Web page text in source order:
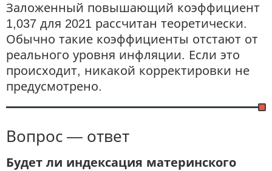
Заложенный повышающий коэффициент
1,037 для 2021 рассчитан теоретически.
Обычно такие коэффициенты отстают от
реального уровня инфляции. Если это
происходит, никакой корректировки не
предусмотрено.
Вопрос — ответ
Будет ли индексация материнского